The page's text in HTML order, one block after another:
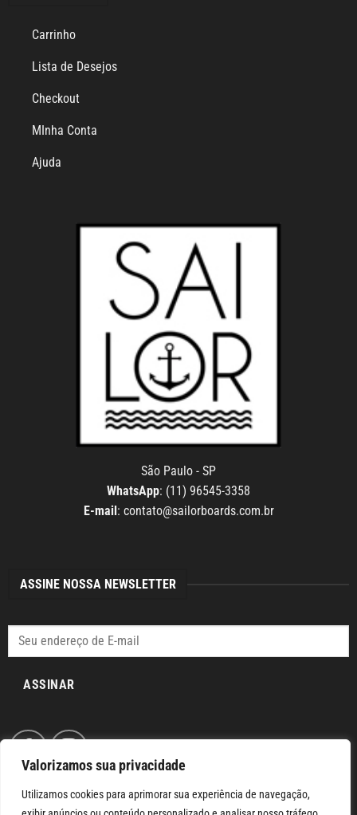
Valorizamos sua privacidade
Utilizamos cookies para aprimorar sua experiência de navegação,
Carrinho
Lista de Desejos
Checkout
MInha Conta
Ajuda
São Paulo - SP
WhatsApp: (11) 96545-3358
E-mail: contato@sailorboards.com.br
ASSINE NOSSA NEWSLETTER
ASSINAR